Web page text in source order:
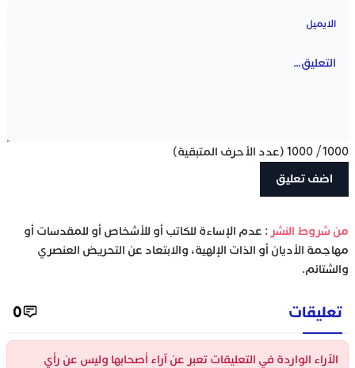
1000
/
1000 (عدد الأحرف المتبقية)
‫من شروط النشر : عدم الإساءة للكاتب أو للأشخاص أو للمقدسات أو
مهاجمة الأديان أو الذات الإلهية، والابتعاد عن التحريض العنصري
والشتائم.
تعليقات 0
الآراء الواردة في التعليقات تعبر عن آراء أصحابها وليس عن رأي